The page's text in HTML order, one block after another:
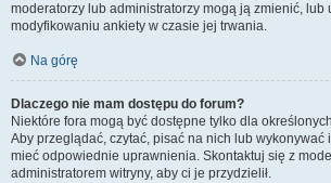
moderatorzy lub administratorzy mogą ją zmienić, lub
modyfikowaniu ankiety w czasie jej trwania.
Na górę
Dlaczego nie mam dostępu do forum?
Niektóre fora mogą być dostępne tylko dla
Aby przeglądać, czytać, pisać na nich lub wykonywać
mieć odpowiednie uprawnienia. Skontaktuj się z
administratorem witryny, aby ci je przydzielił.